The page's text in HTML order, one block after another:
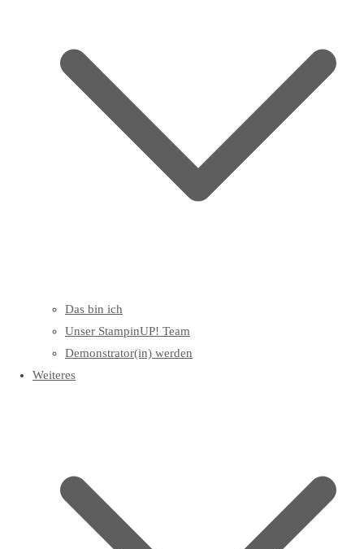
Das bin ich
Unser StampinUP! Team
Demonstrator(in) werden
Weiteres